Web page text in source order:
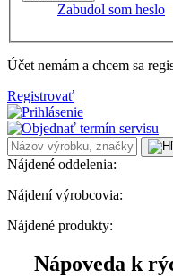
Zabudol som heslo
Účet nemám a chcem sa
Registrovať
Nájdené oddelenia:
Nájdení výrobcovia:
Nájdené produkty:
Nápoveda k